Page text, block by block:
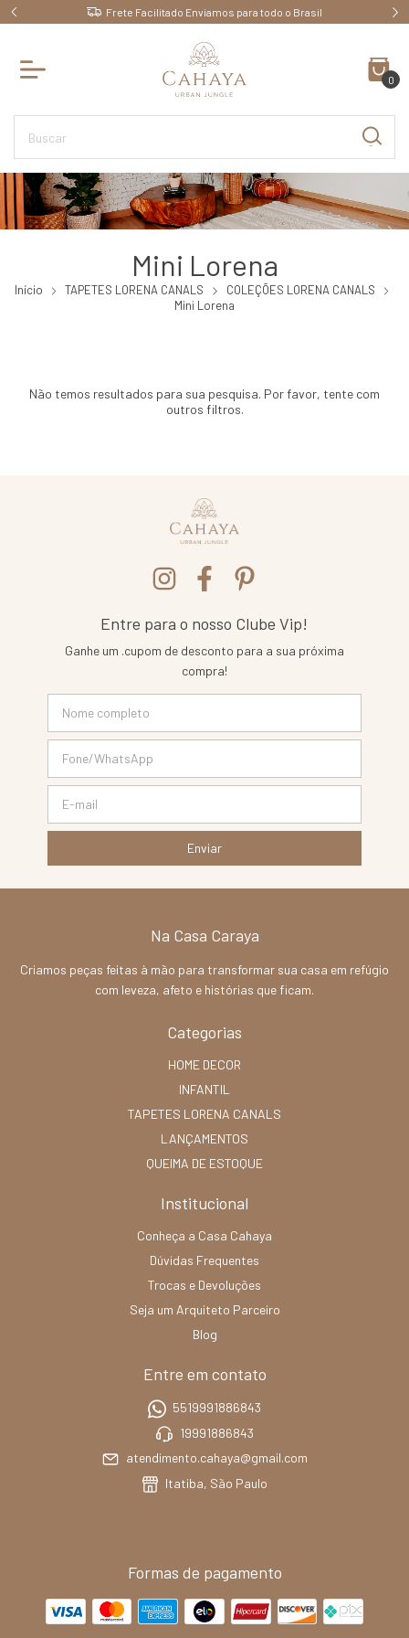
Frete Facilitado Enviamos para todo o Brasil
0
Mini Lorena
Início TAPETES LORENA CANALS
COLEÇÕES LORENA CANALS
Mini Lorena
Não temos resultados para sua pesquisa. Por favor, tente com
outros filtros.
Entre para o nosso Clube Vip!
Ganhe um .cupom de desconto para a sua próxima
compra!
Na Casa Caraya
Criamos peças feitas à mão para transformar sua casa em refúgio
com leveza, afeto e histórias que ficam.
Categorias
HOME DECOR
INFANTIL
TAPETES LORENA CANALS
LANÇAMENTOS
QUEIMA DE ESTOQUE
Institucional
Conheça a Casa Cahaya
Dúvidas Frequentes
Trocas e Devoluções
Seja um Arquiteto Parceiro
Blog
Entre em contato
5519991886843
19991886843
atendimento.cahaya@gmail.com
Itatiba, São Paulo
Formas de pagamento